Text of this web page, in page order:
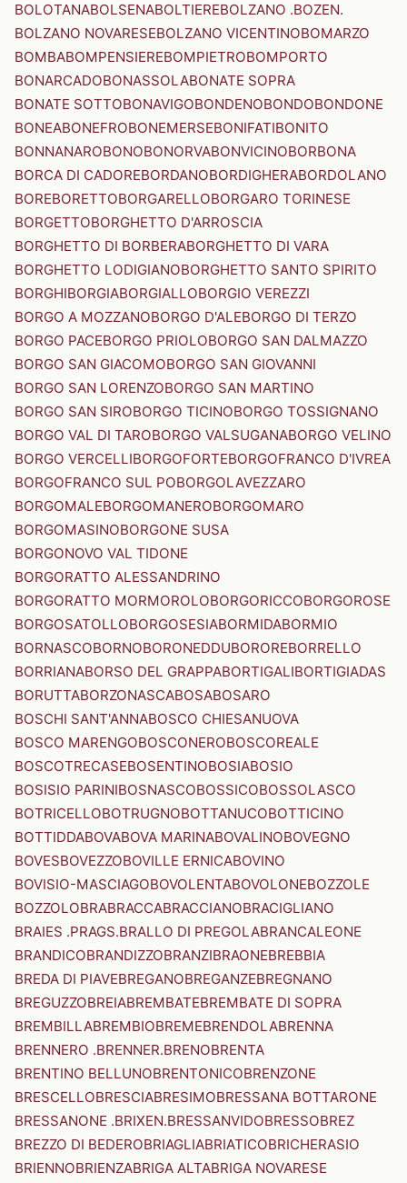
BOLOTANABOLSENABOLTIEREBOLZANO .BOZEN.
BOLZANO NOVARESEBOLZANO VICENTINOBOMARZO
BOMBABOMPENSIEREBOMPIETROBOMPORTO
BONARCADOBONASSOLABONATE SOPRA
BONATE SOTTOBONAVIGOBONDENOBONDOBONDONE
BONEABONEFROBONEMERSEBONIFATIBONITO
BONNANAROBONOBONORVABONVICINOBORBONA
BORCA DI CADOREBORDANOBORDIGHERABORDOLANO
BOREBORETTOBORGARELLOBORGARO TORINESE
BORGETTOBORGHETTO D'ARROSCIA
BORGHETTO DI BORBERABORGHETTO DI VARA
BORGHETTO LODIGIANOBORGHETTO SANTO SPIRITO
BORGHIBORGIABORGIALLOBORGIO VEREZZI
BORGO A MOZZANOBORGO D'ALEBORGO DI TERZO
BORGO PACEBORGO PRIOLOBORGO SAN DALMAZZO
BORGO SAN GIACOMOBORGO SAN GIOVANNI
BORGO SAN LORENZOBORGO SAN MARTINO
BORGO SAN SIROBORGO TICINOBORGO TOSSIGNANO
BORGO VAL DI TAROBORGO VALSUGANABORGO VELINO
BORGO VERCELLIBORGOFORTEBORGOFRANCO D'IVREA
BORGOFRANCO SUL POBORGOLAVEZZARO
BORGOMALEBORGOMANEROBORGOMARO
BORGOMASINOBORGONE SUSA
BORGONOVO VAL TIDONE
BORGORATTO ALESSANDRINO
BORGORATTO MORMOROLOBORGORICCOBORGOROSE
BORGOSATOLLOBORGOSESIABORMIDABORMIO
BORNASCOBORNOBORONEDDUBOROREBORRELLO
BORRIANABORSO DEL GRAPPABORTIGALIBORTIGIADAS
BORUTTABORZONASCABOSABOSARO
BOSCHI SANT'ANNABOSCO CHIESANUOVA
BOSCO MARENGOBOSCONEROBOSCOREALE
BOSCOTRECASEBOSENTINOBOSIABOSIO
BOSISIO PARINIBOSNASCOBOSSICOBOSSOLASCO
BOTRICELLOBOTRUGNOBOTTANUCOBOTTICINO
BOTTIDDABOVABOVA MARINABOVALINOBOVEGNO
BOVESBOVEZZOBOVILLE ERNICABOVINO
BOVISIO-MASCIAGOBOVOLENTABOVOLONEBOZZOLE
BOZZOLOBRABRACCABRACCIANOBRACIGLIANO
BRAIES .PRAGS.BRALLO DI PREGOLABRANCALEONE
BRANDICOBRANDIZZOBRANZIBRAONEBREBBIA
BREDA DI PIAVEBREGANOBREGANZEBREGNANO
BREGUZZOBREIABREMBATEBREMBATE DI SOPRA
BREMBILLABREMBIOBREMEBRENDOLABRENNA
BRENNERO .BRENNER.BRENOBRENTA
BRENTINO BELLUNOBRENTONICOBRENZONE
BRESCELLOBRESCIABRESIMOBRESSANA BOTTARONE
BRESSANONE .BRIXEN.BRESSANVIDOBRESSOBREZ
BREZZO DI BEDEROBRIAGLIABRIATICOBRICHERASIO
BRIENNOBRIENZABRIGA ALTABRIGA NOVARESE